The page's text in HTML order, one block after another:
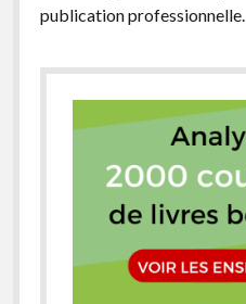
publication professionnelle.